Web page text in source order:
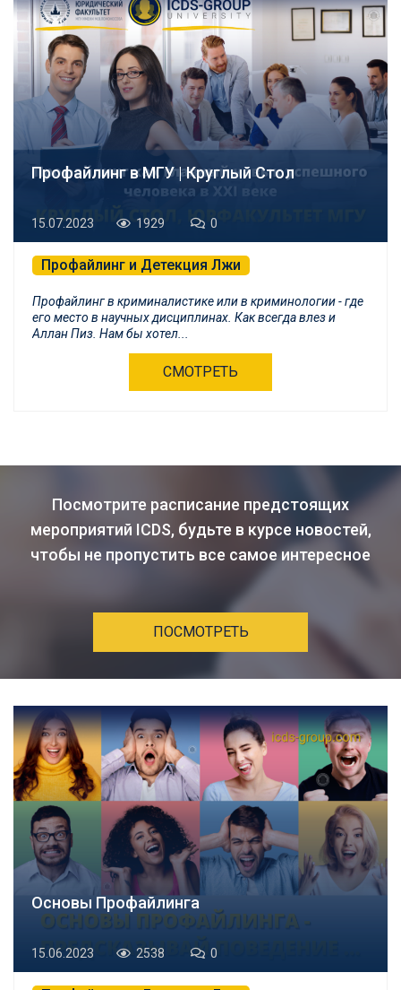
Профайлинг в МГУ | Круглый Стол
15.07.2023 1929 0
Профайлинг и Детекция Лжи
Профайлинг в криминалистике или в криминологии - где
его место в научных дисциплинах. Как всегда влез и
Аллан Пиз. Нам бы хотел...
СМОТРЕТЬ
Посмотрите расписание предстоящих
мероприятий ICDS, будьте в курсе новостей,
чтобы не пропустить все самое интересное
ПОСМОТРЕТЬ
Основы Профайлинга
15.06.2023 2538 0